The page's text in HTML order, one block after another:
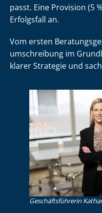
passt. Eine Provision (5
Erfolgsfall an.
Vom ersten
um­schrei­bung im
klarer Strategie und
Ge­schäfts­füh­re­rin